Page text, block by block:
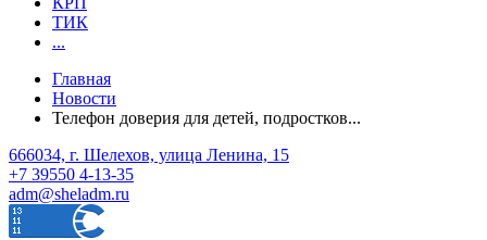
ТИК
...
Главная
Новости
Телефон доверия для детей, подростков...
666034, г. Шелехов, улица Ленина, 15
+7 39550 4-13-35
adm@sheladm.ru